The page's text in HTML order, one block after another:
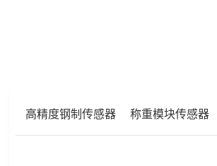
高精度钢制传感器 称重模块传感器